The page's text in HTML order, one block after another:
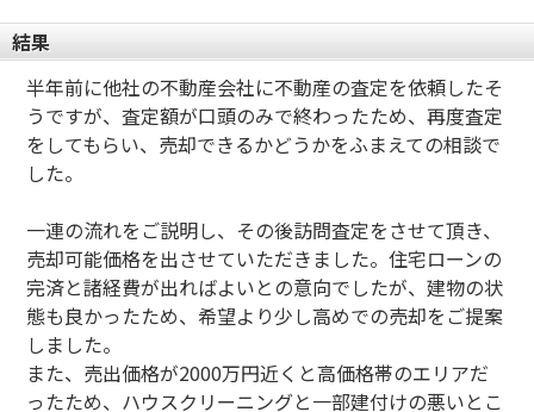
結果
半年前に他社の不動産会社に不動産の査定を依頼したそ
うですが、査定額が口頭のみで終わったため、再度査定
をしてもらい、売却できるかどうかをふまえての相談で
した。
一連の流れをご説明し、その後訪問査定をさせて頂き、
売却可能価格を出させていただきました。住宅ローンの
完済と諸経費が出ればよいとの意向でしたが、建物の状
態も良かったため、希望より少し高めでの売却をご提案
しました。
また、売出価格が2000万円近くと高価格帯のエリアだ
ったため、ハウスクリーニングと一部建付けの悪いとこ